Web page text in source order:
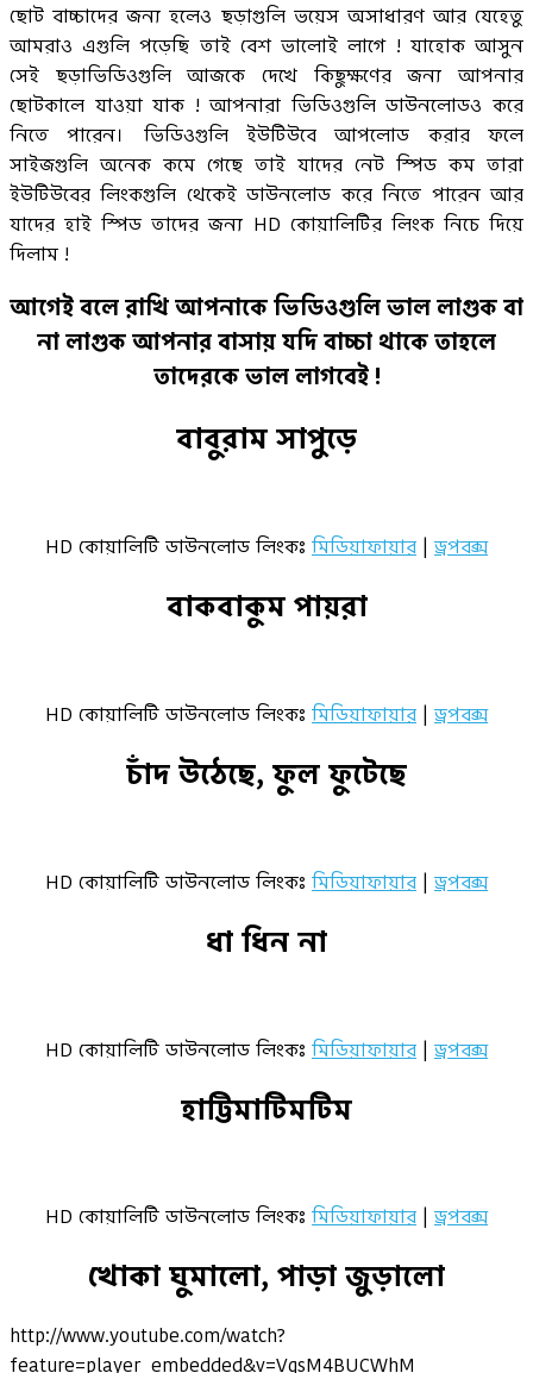
ছোট বাচ্চাদের জন্য হলেও ছড়াগুলি ভয়েস অসাধারণ আর যেহেতু
আমরাও এগুলি পড়েছি তাই বেশ ভালোই লাগে ! যাহোক আসুন
সেই ছড়াভিডিওগুলি আজকে দেখে কিছুক্ষণের জন্য আপনার
ছোটকালে যাওয়া যাক ! আপনারা ভিডিওগুলি ডাউনলোডও করে
নিতে পারেন। ভিডিওগুলি ইউটিউবে আপলোড করার ফলে
সাইজগুলি অনেক কমে গেছে তাই যাদের নেট স্পিড কম তারা
ইউটিউবের লিংকগুলি থেকেই ডাউনলোড করে নিতে পারেন আর
যাদের হাই স্পিড তাদের জন্য HD কোয়ালিটির লিংক নিচে দিয়ে
দিলাম !
আগেই বলে রাখি আপনাকে ভিডিওগুলি ভাল লাগুক বা
না লাগুক আপনার বাসায় যদি বাচ্চা থাকে তাহলে
তাদেরকে ভাল লাগবেই !
বাবুরাম সাপুড়ে
HD কোয়ালিটি ডাউনলোড লিংকঃ মিডিয়াফায়ার | ড্রপবক্স
বাকবাকুম পায়রা
HD কোয়ালিটি ডাউনলোড লিংকঃ মিডিয়াফায়ার | ড্রপবক্স
চাঁদ উঠেছে, ফুল ফুটেছে
HD কোয়ালিটি ডাউনলোড লিংকঃ মিডিয়াফায়ার | ড্রপবক্স
ধা ধিন না
HD কোয়ালিটি ডাউনলোড লিংকঃ মিডিয়াফায়ার | ড্রপবক্স
হাট্টিমাটিমটিম
HD কোয়ালিটি ডাউনলোড লিংকঃ মিডিয়াফায়ার | ড্রপবক্স
খোকা ঘুমালো, পাড়া জুড়ালো
http://www.youtube.com/watch?
feature=player_embedded&v=VqsM4BUCWhM